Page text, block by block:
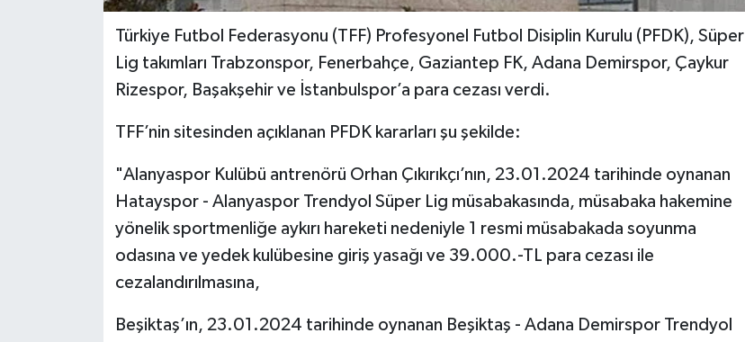
Türkiye Futbol Federasyonu (TFF) Profesyonel Futbol Disiplin Kurulu (PFDK), Süper
Lig takımları Trabzonspor, Fenerbahçe, Gaziantep FK, Adana Demirspor, Çaykur
Rizespor, Başakşehir ve İstanbulspor’a para cezası verdi.
TFF’nin sitesinden açıklanan PFDK kararları şu şekilde:
"Alanyaspor Kulübü antrenörü Orhan Çıkırıkçı’nın, 23.01.2024 tarihinde oynanan
Hatayspor - Alanyaspor Trendyol Süper Lig müsabakasında, müsabaka hakemine
yönelik sportmenliğe aykırı hareketi nedeniyle 1 resmi müsabakada soyunma
odasına ve yedek kulübesine giriş yasağı ve 39.000.-TL para cezası ile
cezalandırılmasına,
Beşiktaş’ın, 23.01.2024 tarihinde oynanan Beşiktaş - Adana Demirspor Trendyol